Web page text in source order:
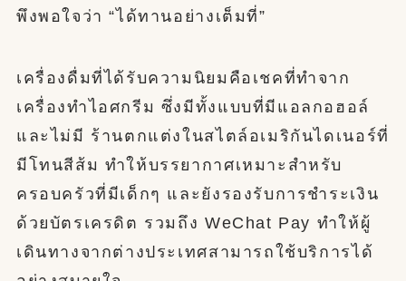
พึงพอใจว่า “ได้ทานอย่างเต็มที่”
เครื่องดื่มที่ได้รับความนิยมคือเชคที่ทำจาก
เครื่องทำไอศกรีม ซึ่งมีทั้งแบบที่มีแอลกอฮอล์
และไม่มี ร้านตกแต่งในสไตล์อเมริกันไดเนอร์ที่
มีโทนสีส้ม ทำให้บรรยากาศเหมาะสำหรับ
ครอบครัวที่มีเด็กๆ และยังรองรับการชำระเงิน
ด้วยบัตรเครดิต รวมถึง WeChat Pay ทำให้ผู้
เดินทางจากต่างประเทศสามารถใช้บริการได้